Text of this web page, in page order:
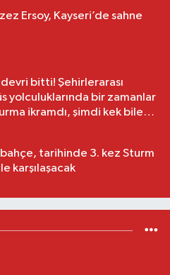
Ersoy, Kayseri’de sahne
devri bitti! Şehirlerarası
yolculuklarında bir zamanlar
ikramdı, şimdi kek bile
tarihinde 3. kez Sturm
karşılaşacak